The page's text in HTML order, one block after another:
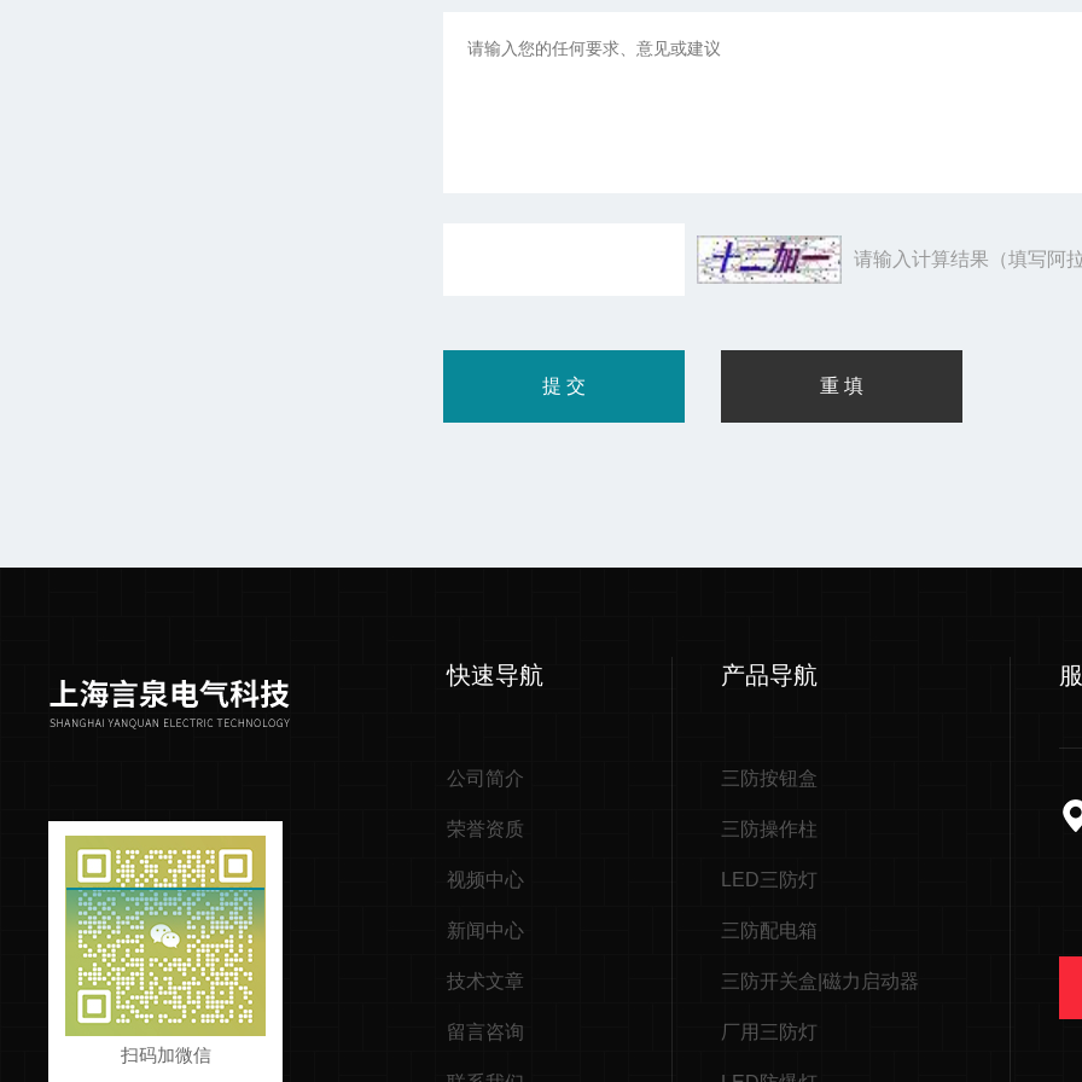
请输入计算结果（填写阿
扫码加微信
快速导航
公司简介
荣誉资质
视频中心
新闻中心
技术文章
留言咨询
产品导航
三防按钮盒
三防操作柱
LED三防灯
三防配电箱
三防开关盒|磁力启动器
厂用三防灯